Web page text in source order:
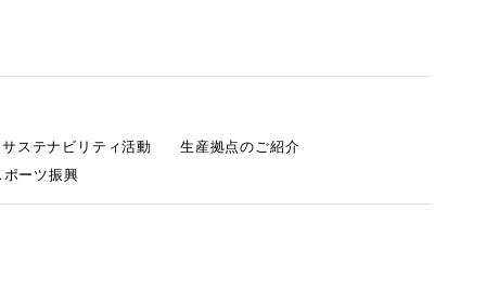
ステナビリティ活動
生産拠点のご紹介
ポーツ振興